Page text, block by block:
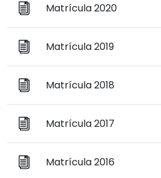
Matrícula 2020
Matrícula 2019
Matrícula 2018
Matrícula 2017
Matrícula 2016